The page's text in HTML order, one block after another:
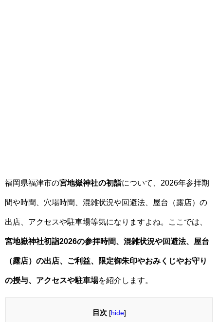
福岡県福津市の宮地嶽神社の初詣について、2026年参拝期
間や時間、穴場時間、混雑状況や回避法、屋台（露店）の
出店、アクセスや駐車場等気になりますよね。ここでは、
宮地嶽神社初詣2026の参拝時間、混雑状況や回避法、屋台
（露店）の出店、ご利益、限定御朱印やおみくじやお守り
の授与、アクセスや駐車場を紹介します。
目次 [hide]